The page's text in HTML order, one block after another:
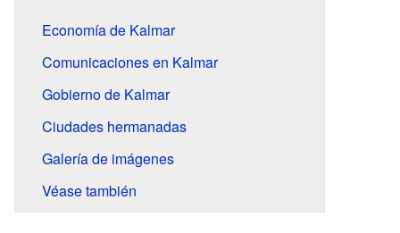
Economía de Kalmar
Comunicaciones en Kalmar
Gobierno de Kalmar
Ciudades hermanadas
Galería de imágenes
Véase también